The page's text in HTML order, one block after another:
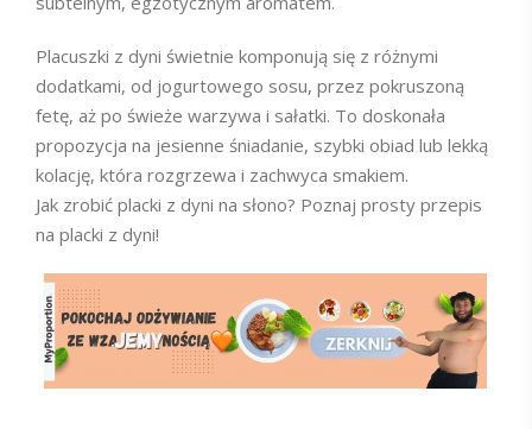
Placuszki z dyni świetnie komponują się z różnymi
dodatkami, od jogurtowego sosu, przez pokruszoną
fetę, aż po świeże warzywa i sałatki. To doskonała
propozycja na jesienne śniadanie, szybki obiad lub lekką
kolację, która rozgrzewa i zachwyca smakiem.
Jak zrobić placki z dyni na słono? Poznaj prosty przepis
na placki z dyni!